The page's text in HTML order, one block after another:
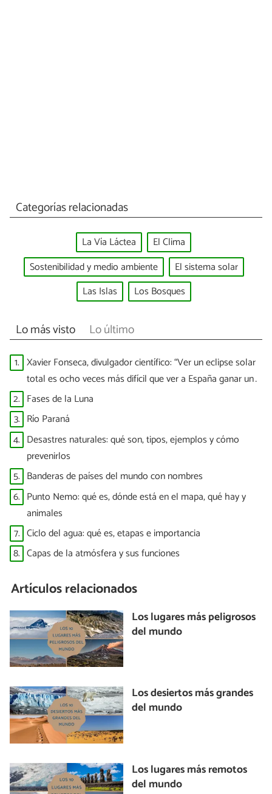
Categorías relacionadas
La Vía Láctea
El Clima
Sostenibilidad y medio ambiente
El sistema solar
Las Islas
Los Bosques
Lo más visto Lo último
1. Xavier Fonseca, divulgador científico: “Ver un eclipse solar
total es ocho veces más difícil que ver a España ganar un
Mundial”
2. Fases de la Luna
3. Río Paraná
4. Desastres naturales: qué son, tipos, ejemplos y cómo
prevenirlos
5. Banderas de países del mundo con nombres
6. Punto Nemo: qué es, dónde está en el mapa, qué hay y
animales
7. Ciclo del agua: qué es, etapas e importancia
8. Capas de la atmósfera y sus funciones
Artículos relacionados
Los lugares más peligrosos
del mundo
Los desiertos más grandes
del mundo
Los lugares más remotos
del mundo